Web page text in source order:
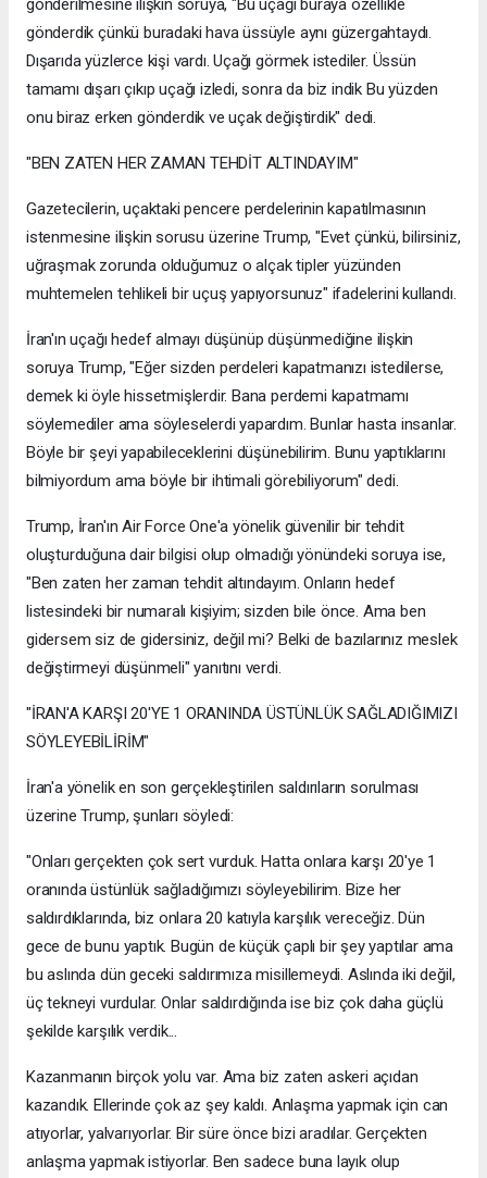
gönderilmesine ilişkin soruya, "Bu uçağı buraya özellikle
gönderdik çünkü buradaki hava üssüyle aynı güzergahtaydı.
Dışarıda yüzlerce kişi vardı. Uçağı görmek istediler. Üssün
tamamı dışarı çıkıp uçağı izledi, sonra da biz indik Bu yüzden
onu biraz erken gönderdik ve uçak değiştirdik" dedi.
"BEN ZATEN HER ZAMAN TEHDİT ALTINDAYIM"
Gazetecilerin, uçaktaki pencere perdelerinin kapatılmasının
istenmesine ilişkin sorusu üzerine Trump, "Evet çünkü, bilirsiniz,
uğraşmak zorunda olduğumuz o alçak tipler yüzünden
muhtemelen tehlikeli bir uçuş yapıyorsunuz" ifadelerini kullandı.
İran'ın uçağı hedef almayı düşünüp düşünmediğine ilişkin
soruya Trump, "Eğer sizden perdeleri kapatmanızı istedilerse,
demek ki öyle hissetmişlerdir. Bana perdemi kapatmamı
söylemediler ama söyleselerdi yapardım. Bunlar hasta insanlar.
Böyle bir şeyi yapabileceklerini düşünebilirim. Bunu yaptıklarını
bilmiyordum ama böyle bir ihtimali görebiliyorum" dedi.
Trump, İran'ın Air Force One'a yönelik güvenilir bir tehdit
oluşturduğuna dair bilgisi olup olmadığı yönündeki soruya ise,
"Ben zaten her zaman tehdit altındayım. Onların hedef
listesindeki bir numaralı kişiyim; sizden bile önce. Ama ben
gidersem siz de gidersiniz, değil mi? Belki de bazılarınız meslek
değiştirmeyi düşünmeli" yanıtını verdi.
"İRAN'A KARŞI 20'YE 1 ORANINDA ÜSTÜNLÜK SAĞLADIĞIMIZI
SÖYLEYEBİLİRİM"
İran'a yönelik en son gerçekleştirilen saldırıların sorulması
üzerine Trump, şunları söyledi:
"Onları gerçekten çok sert vurduk. Hatta onlara karşı 20'ye 1
oranında üstünlük sağladığımızı söyleyebilirim. Bize her
saldırdıklarında, biz onlara 20 katıyla karşılık vereceğiz. Dün
gece de bunu yaptık. Bugün de küçük çaplı bir şey yaptılar ama
bu aslında dün geceki saldırımıza misillemeydi. Aslında iki değil,
üç tekneyi vurdular. Onlar saldırdığında ise biz çok daha güçlü
şekilde karşılık verdik...
Kazanmanın birçok yolu var. Ama biz zaten askeri açıdan
kazandık. Ellerinde çok az şey kaldı. Anlaşma yapmak için can
atıyorlar, yalvarıyorlar. Bir süre önce bizi aradılar. Gerçekten
anlaşma yapmak istiyorlar. Ben sadece buna layık olup